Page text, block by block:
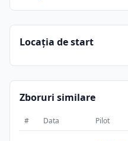
Locația de start
Zboruri similare
# Data Pilot